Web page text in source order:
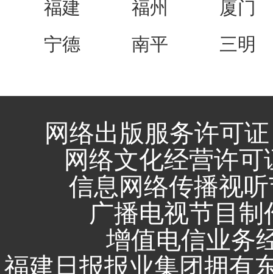
福建
福州
厦门
宁德
南平 三明
网络出版服务许可
网络文化经营许可
信息网络传播视
广播电视节目
增值电信业务
福建日报报业集团拥有